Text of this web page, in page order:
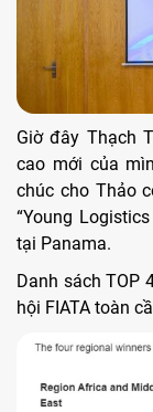
Giờ đây Thạch
cao mới của
chúc cho Thảo
“Young
tại Panama.
Danh sách TOP
hội FIATA toàn